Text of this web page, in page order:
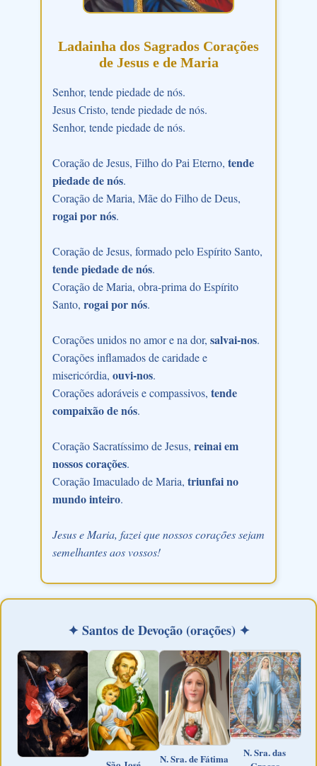
Ladainha dos Sagrados Corações
de Jesus e de Maria
Senhor, tende piedade de nós.
Jesus Cristo, tende piedade de nós.
Senhor, tende piedade de nós.
Coração de Jesus, Filho do Pai Eterno, tende
piedade de nós.
Coração de Maria, Mãe do Filho de Deus,
rogai por nós.
Coração de Jesus, formado pelo Espírito Santo,
tende piedade de nós.
Coração de Maria, obra-prima do Espírito
Santo, rogai por nós.
Corações unidos no amor e na dor, salvai-nos.
Corações inflamados de caridade e
misericórdia, ouvi-nos.
Corações adoráveis e compassivos, tende
compaixão de nós.
Coração Sacratíssimo de Jesus, reinai em
nossos corações.
Coração Imaculado de Maria, triunfai no
mundo inteiro.
Jesus e Maria, fazei que nossos corações sejam
semelhantes aos vossos!
✦ Santos de Devoção (orações) ✦
N. Sra. de Fátima
N. Sra. das